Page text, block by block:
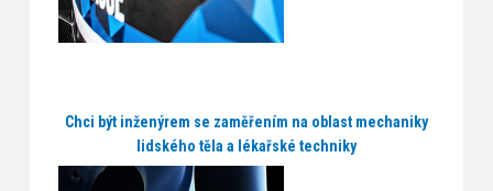
Chci být inženýrem se zaměřením na oblast mechaniky
lidského těla a lékařské techniky